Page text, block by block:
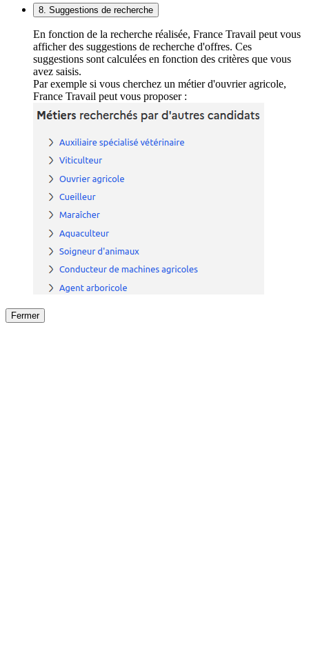
8. Suggestions de recherche
En fonction de la recherche réalisée, France Travail peut vous
afficher des suggestions de recherche d'offres. Ces
suggestions sont calculées en fonction des critères que vous
avez saisis.
Par exemple si vous cherchez un métier d'ouvrier agricole,
France Travail peut vous proposer :
Fermer